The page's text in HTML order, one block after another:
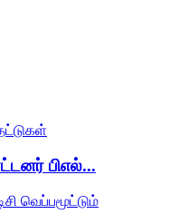
பிஎல்...